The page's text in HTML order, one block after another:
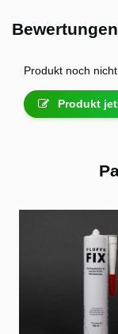
Bewertungen
Produkt noch
Produkt